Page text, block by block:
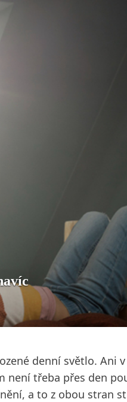
denní světlo. Ani
třeba přes den
a to z obou stran